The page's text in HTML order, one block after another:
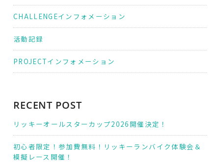
CHALLENGEインフォメーション
活動記録
PROJECTインフォメーション
RECENT POST
リッキーオールスターカップ2026開催決定！
初心者限定！参加費無料！リッキーランバイク体験会＆
模擬レース開催！